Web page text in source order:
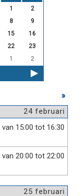
1
2
8
9
15
16
22
23
1 2
»
24 februari
van 15:00 tot 16:30
van 20:00 tot 22:00
25 februari